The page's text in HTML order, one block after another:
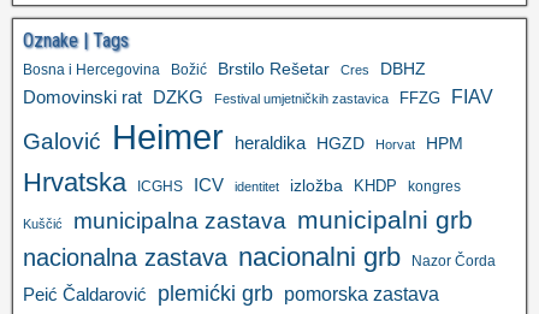
Oznake | Tags
Bosna i Hercegovina Božić Brstilo Rešetar Cres DBHZ
Domovinski rat DZKG Festival umjetničkih zastavica FFZG FIAV
Galović Heimer heraldika HGZD Horvat HPM
Hrvatska ICGHS ICV identitet izložba KHDP kongres
Kuščić municipalna zastava municipalni grb
nacionalna zastava nacionalni grb Nazor Čorda
Peić Čaldarović plemićki grb pomorska zastava